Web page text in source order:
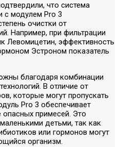
что система
с модулем Pro 3
очистки от
Например, при фильтрации
Левомицетин, эффективность
Эстроном показатель
благодаря комбинации
В отличие от
которые могут пропускать
Pro 3 обеспечивает
опасных примесей. Это
детьми, так как
или гормонов могут
организм.